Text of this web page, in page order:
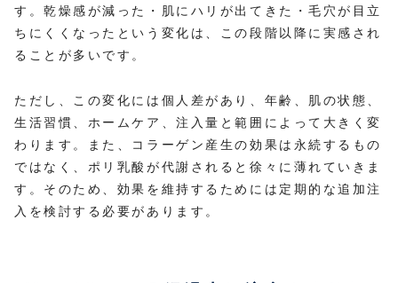
す。乾燥感が減った・肌にハリが出てきた・毛穴が目立
ちにくくなったという変化は、この段階以降に実感され
ることが多いです。
ただし、この変化には個人差があり、年齢、肌の状態、
生活習慣、ホームケア、注入量と範囲によって大きく変
わります。また、コラーゲン産生の効果は永続するもの
ではなく、ポリ乳酸が代謝されると徐々に薄れていきま
す。そのため、効果を維持するためには定期的な追加注
入を検討する必要があります。